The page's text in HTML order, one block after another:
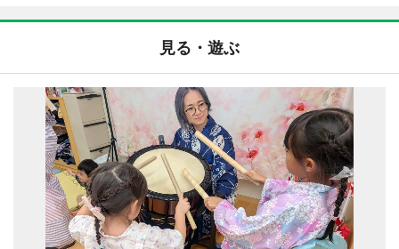
見る・遊ぶ